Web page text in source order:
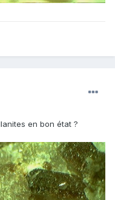
en bon état ?